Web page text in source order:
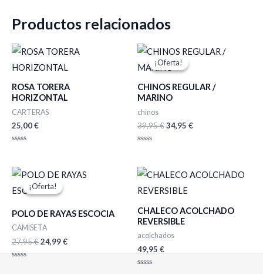
Productos relacionados
ROSA TORERA
HORIZONTAL
CARTERAS
25,00€
de
5
¡Oferta!
¡Oferta!
CHINOS REGULAR /
MARINO
chinos
39,95€
El
precio
original
39,95 €.
34,95 €
El
precio
34,95 €.
de
5
¡Oferta!
¡Oferta!
POLO DE RAYAS ESCOCIA
CAMISETA
27,95€
El
precio
original
27,95 €.
24,99€
El
precio
24,99 €.
CHALECO ACOLCHADO
REVERSIBLE
acolchados
49,95 €